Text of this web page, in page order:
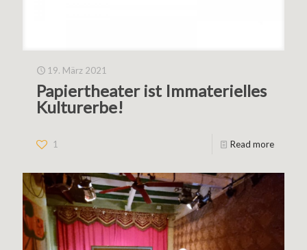
19. März 2021
Papiertheater ist Immaterielles
Kulturerbe!
1 Read more